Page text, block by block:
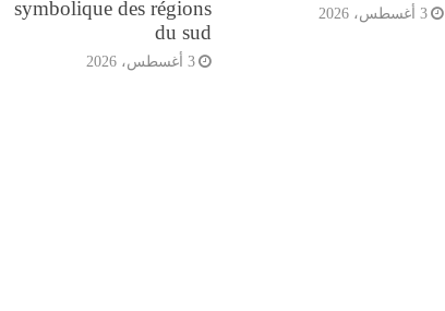
3 أغسطس، 2026
symbolique des régions
du sud
3 أغسطس، 2026